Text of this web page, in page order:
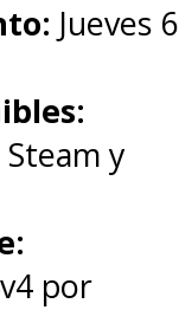
Jueves 6
y
por